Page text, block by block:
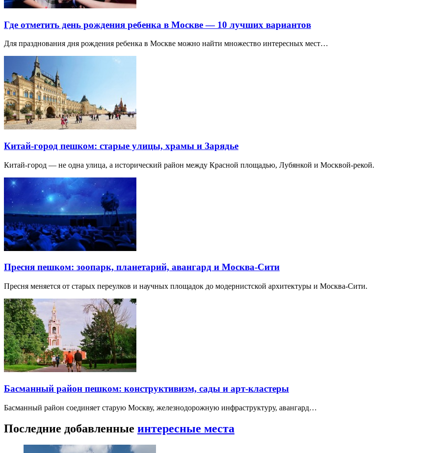
Где отметить день рождения ребенка в Москве — 10 лучших вариантов
Для празднования дня рождения ребенка в Москве можно найти множество интересных мест…
Китай-город пешком: старые улицы, храмы и Зарядье
Китай-город — не одна улица, а исторический район между Красной площадью, Лубянкой и Москвой-рекой.
Пресня пешком: зоопарк, планетарий, авангард и Москва-Сити
Пресня меняется от старых переулков и научных площадок до модернистской архитектуры и Москва-Сити.
Басманный район пешком: конструктивизм, сады и арт-кластеры
Басманный район соединяет старую Москву, железнодорожную инфраструктуру, авангард…
Последние добавленные интересные места